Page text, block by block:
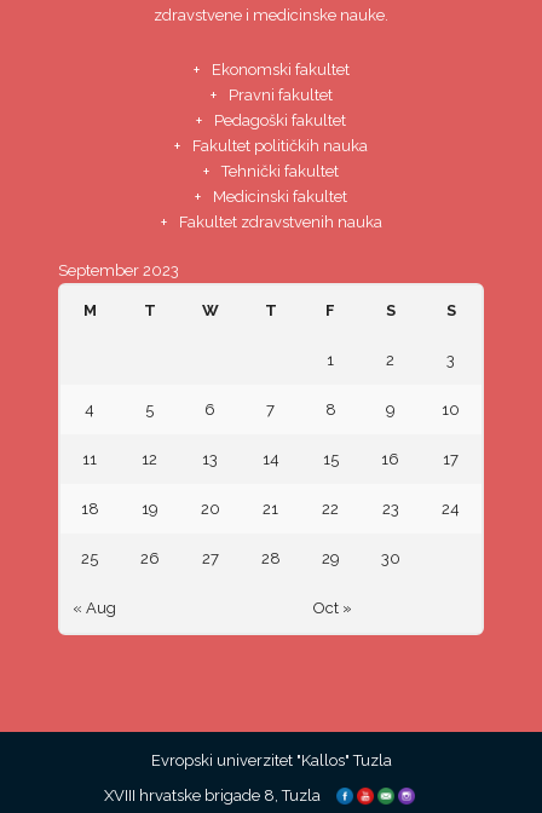
zdravstvene i medicinske nauke.
Ekonomski fakultet
Pravni fakultet
Pedagoški fakultet
Fakultet političkih nauka
Tehnički fakultet
Medicinski fakultet
Fakultet zdravstvenih nauka
September 2023
M T W T F S S
« Aug Oct »
1 2 3
4 5 6 7 8 9 10
11 12 13 14 15 16 17
18 19 20 21 22 23 24
25 26 27 28 29 30
Evropski univerzitet "Kallos" Tuzla
XVIII hrvatske brigade 8, Tuzla